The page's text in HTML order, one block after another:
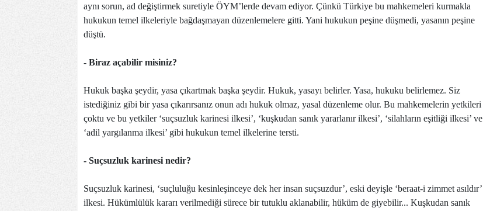
aynı sorun, ad değiştirmek suretiyle ÖYM’lerde devam ediyor. Çünkü Türkiye bu mahkemeleri kurmakla
hukukun temel ilkeleriyle bağdaşmayan düzenlemelere gitti. Yani hukukun peşine düşmedi, yasanın peşine
düştü.
- Biraz açabilir misiniz?
Hukuk başka şeydir, yasa çıkartmak başka şeydir. Hukuk, yasayı belirler. Yasa, hukuku belirlemez. Siz
istediğiniz gibi bir yasa çıkarırsanız onun adı hukuk olmaz, yasal düzenleme olur. Bu mahkemelerin yetkileri
çoktu ve bu yetkiler ‘suçsuzluk karinesi ilkesi’, ‘kuşkudan sanık yararlanır ilkesi’, ‘silahların eşitliği ilkesi’ ve
‘adil yargılanma ilkesi’ gibi hukukun temel ilkelerine tersti.
- Suçsuzluk karinesi nedir?
Suçsuzluk karinesi, ‘suçluluğu kesinleşinceye dek her insan suçsuzdur’, eski deyişle ‘beraat-i zimmet asıldır’
ilkesi. Hükümlülük kararı verilmediği sürece bir tutuklu aklanabilir, hüküm de giyebilir... Kuşkudan sanık